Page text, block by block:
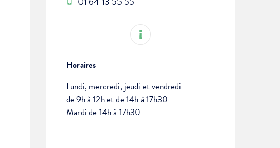
Horaires
Lundi, mercredi, jeudi et vendredi
de 9h à 12h et de 14h à 17h30
Mardi de 14h à 17h30